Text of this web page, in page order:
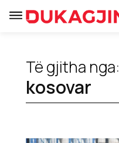
Të gjitha nga:
kosovar